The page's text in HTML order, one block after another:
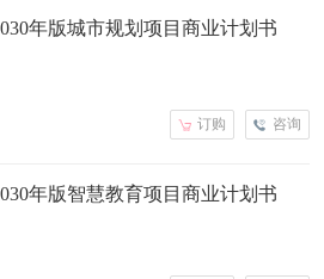
年版城市规划项目商业计划书
咨询
订购
年版智慧教育项目商业计划书